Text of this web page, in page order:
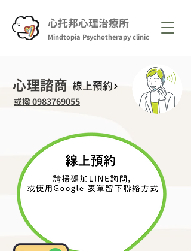
心托邦心理治療所
Mindtopia Psychotherapy clinic
心理諮商 線上預約
或撥 0983769055